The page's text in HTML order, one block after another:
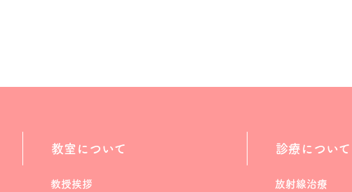
教室について
教授挨拶
診療について
放射線治療